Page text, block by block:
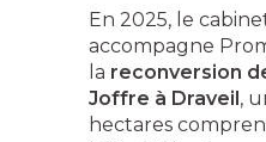
En 2025, le
accompagne
la reconversion
Joffre à Draveil,
hectares